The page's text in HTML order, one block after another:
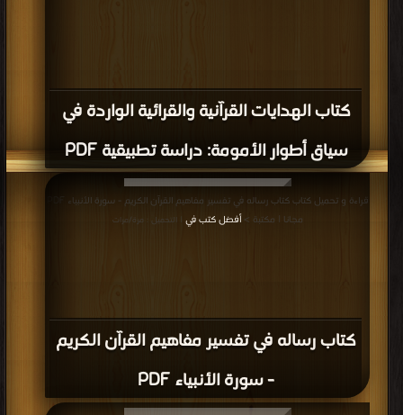
كتاب الهدايات القرآنية والقرائية الواردة في
سياق أطوار الأمومة: دراسة تطبيقية PDF
كتاب رساله في تفسير مفاهيم القرآن الكريم
- سورة الأنبياء PDF
مجانا | مكتبة >أفضل كتب في | التحميل : مرة/مرات